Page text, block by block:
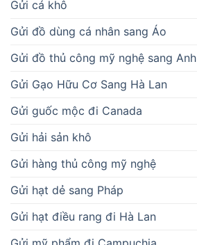
Gửi cá khô
Gửi đồ dùng cá nhân sang Áo
Gửi đồ thủ công mỹ nghệ sang Anh
Gửi Gạo Hữu Cơ Sang Hà Lan
Gửi guốc mộc đi Canada
Gửi hải sản khô
Gửi hàng thủ công mỹ nghệ
Gửi hạt dẻ sang Pháp
Gửi hạt điều rang đi Hà Lan